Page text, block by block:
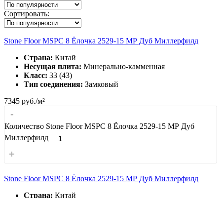
Сортировать:
Stone Floor MSPC 8 Ёлочка 2529-15 МР Дуб Миллерфилд
Страна: Китай
Несущая плита: Минерально-камменная
Класс: 33 (43)
Тип соединения: Замковый
7345 руб./м²
-
Количество Stone Floor MSPC 8 Ёлочка 2529-15 МР Дуб
Миллерфилд
+
Stone Floor MSPC 8 Ёлочка 2529-15 МР Дуб Миллерфилд
Страна: Китай